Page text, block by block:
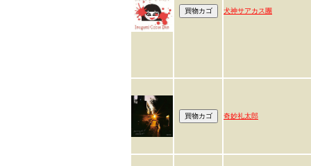
犬神サアカス團
奇妙礼太郎